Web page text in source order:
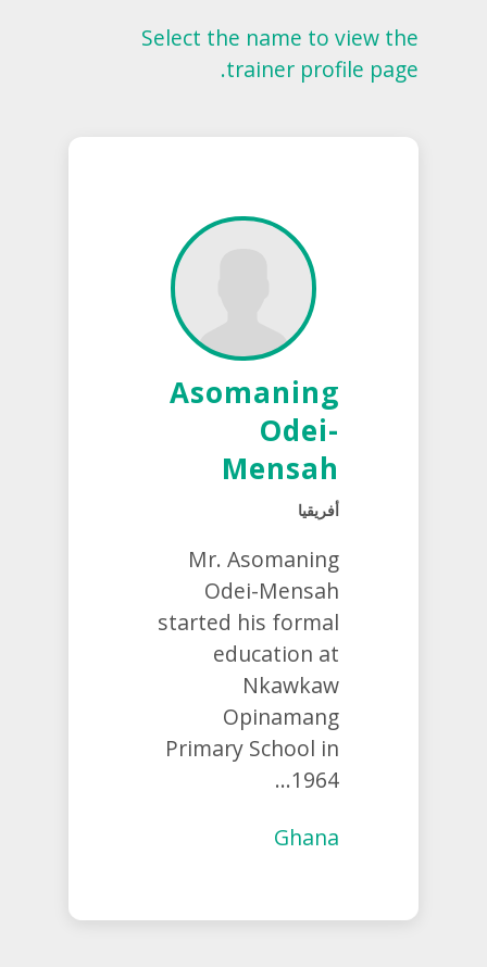
Select the name to view the
trainer profile page.
Asomaning
Odei-
Mensah
أفريقيا
Mr. Asomaning
Odei-Mensah
started his formal
education at
Nkawkaw
Opinamang
Primary School in
1964...
Ghana